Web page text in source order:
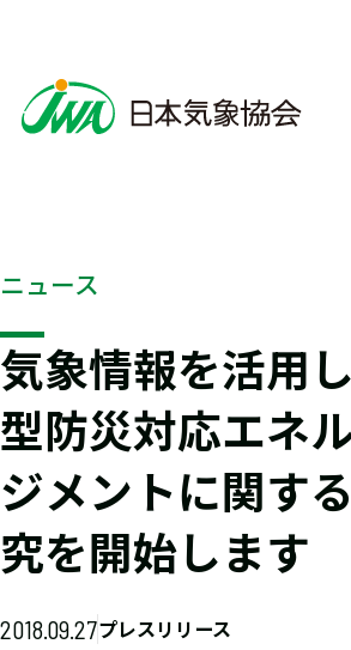
ニュース
気象情報を活用
型防災対応エネ
ジメントに関す
究を開始します
2018.09.27プレスリリース